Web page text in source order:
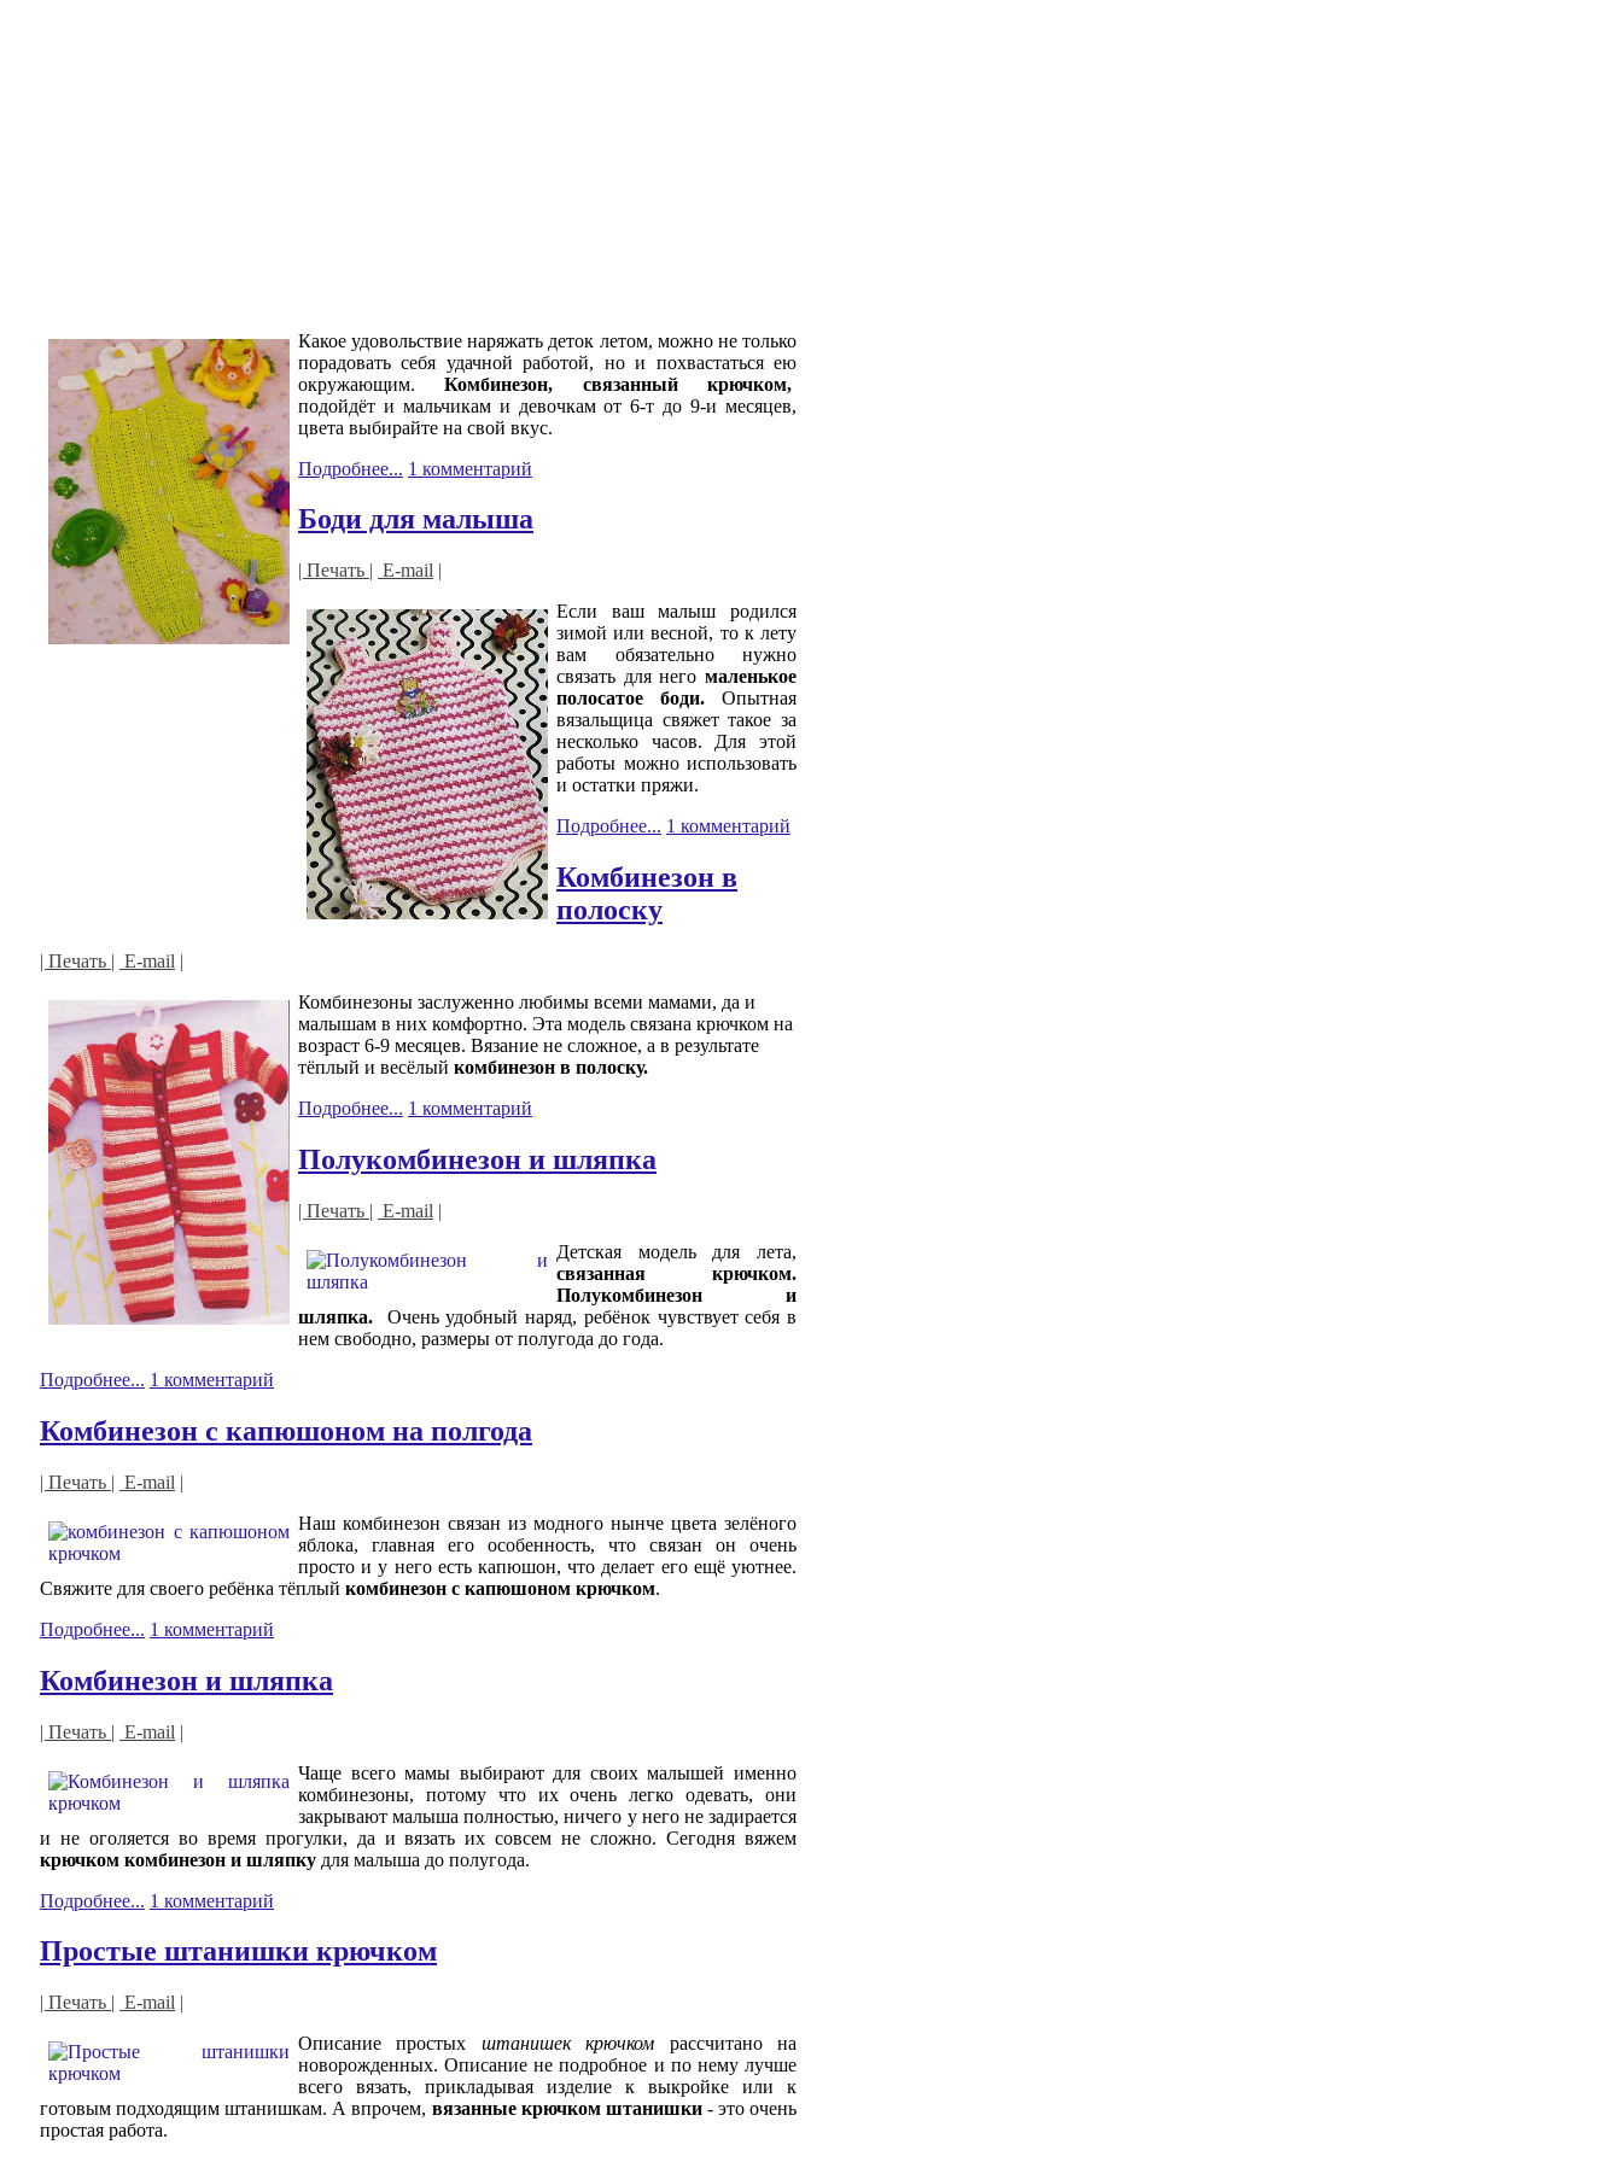
Какое удовольствие наряжать деток летом, можно не только
порадовать себя удачной работой, но и похвастаться ею
окружающим.Комбинезон, связанный крючком,
подойдёт и мальчикам и девочкам от 6-т до 9-и месяцев,
цвета выбирайте на свой вкус.
Подробнее... 1 комментарий
Боди для малыша
| Печать | E-mail |
Если ваш малыш родился
зимой или весной, то к лету
вам обязательно нужно
связать для него маленькое
полосатое боди. Опытная
вязальщица свяжет такое за
несколько часов. Для этой
работы можно использовать
и остатки пряжи.
Подробнее... 1 комментарий
Комбинезон в
полоску
| Печать | E-mail |
Комбинезоны заслуженно любимы всеми мамами, да и
малышам в них комфортно. Эта модель связана крючком на
возраст 6-9 месяцев. Вязание не сложное, а в результате
тёплый и весёлый комбинезон в полоску.
Подробнее... 1 комментарий
Полукомбинезон и шляпка
| Печать | E-mail |
Детская модель для лета,
связанная крючком.
Полукомбинезон и
шляпка.
Очень удобный наряд, ребёнок чувствует себя в
нем свободно, размеры от полугода до года.
Подробнее... 1 комментарий
Комбинезон с капюшоном на полгода
| Печать | E-mail |
Наш комбинезон связан из модного нынче цвета зелёного
яблока, главная его особенность, что связан он очень
просто и у него есть капюшон, что делает его ещё уютнее.
Свяжите для своего ребёнка тёплый комбинезон с капюшоном крючком.
Подробнее... 1 комментарий
Комбинезон и шляпка
| Печать | E-mail |
Чаще всего мамы выбирают для своих малышей именно
комбинезоны, потому что их очень легко одевать, они
закрывают малыша полностью, ничего у него не задирается
и не оголяется во время прогулки, да и вязать их совсем не сложно. Сегодня вяжем
крючком комбинезон и шляпку для малыша до полугода.
Подробнее... 1 комментарий
Простые штанишки крючком
| Печать | E-mail |
Описание простых штанишек крючком рассчитано на
новорожденных. Описание не подробное и по нему лучше
всего вязать, прикладывая изделие к выкройке или к
готовым подходящим штанишкам. А впрочем, вязанные крючком штанишки- это очень
простая работа.